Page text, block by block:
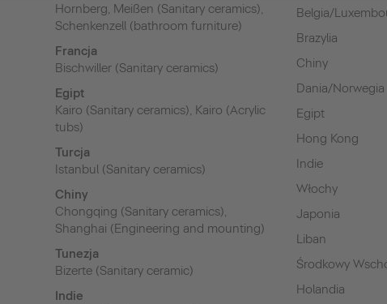
Hornberg, Meißen (Sanitary ceramics),
Schenkenzell (bathroom furniture)
Francja
Bischwiller (Sanitary ceramics)
Egipt
Kairo (Sanitary ceramics), Kairo (Acrylic
tubs)
Turcja
Istanbul (Sanitary ceramics)
Chiny
Chongqing (Sanitary ceramics),
Shanghai (Engineering and mounting)
Tunezja
Bizerte (Sanitary ceramic)
Indie
Belgia/
Brazylia
Chiny
Dania/Norwegia
Egipt
Hong Kong
Indie
Włochy
Japonia
Liban
Środkowy
Holandia